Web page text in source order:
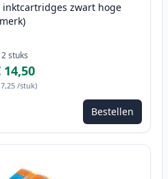
inktcartridges zwart hoge
2 stuks
14,50
/stuk)
te passen Bestellen